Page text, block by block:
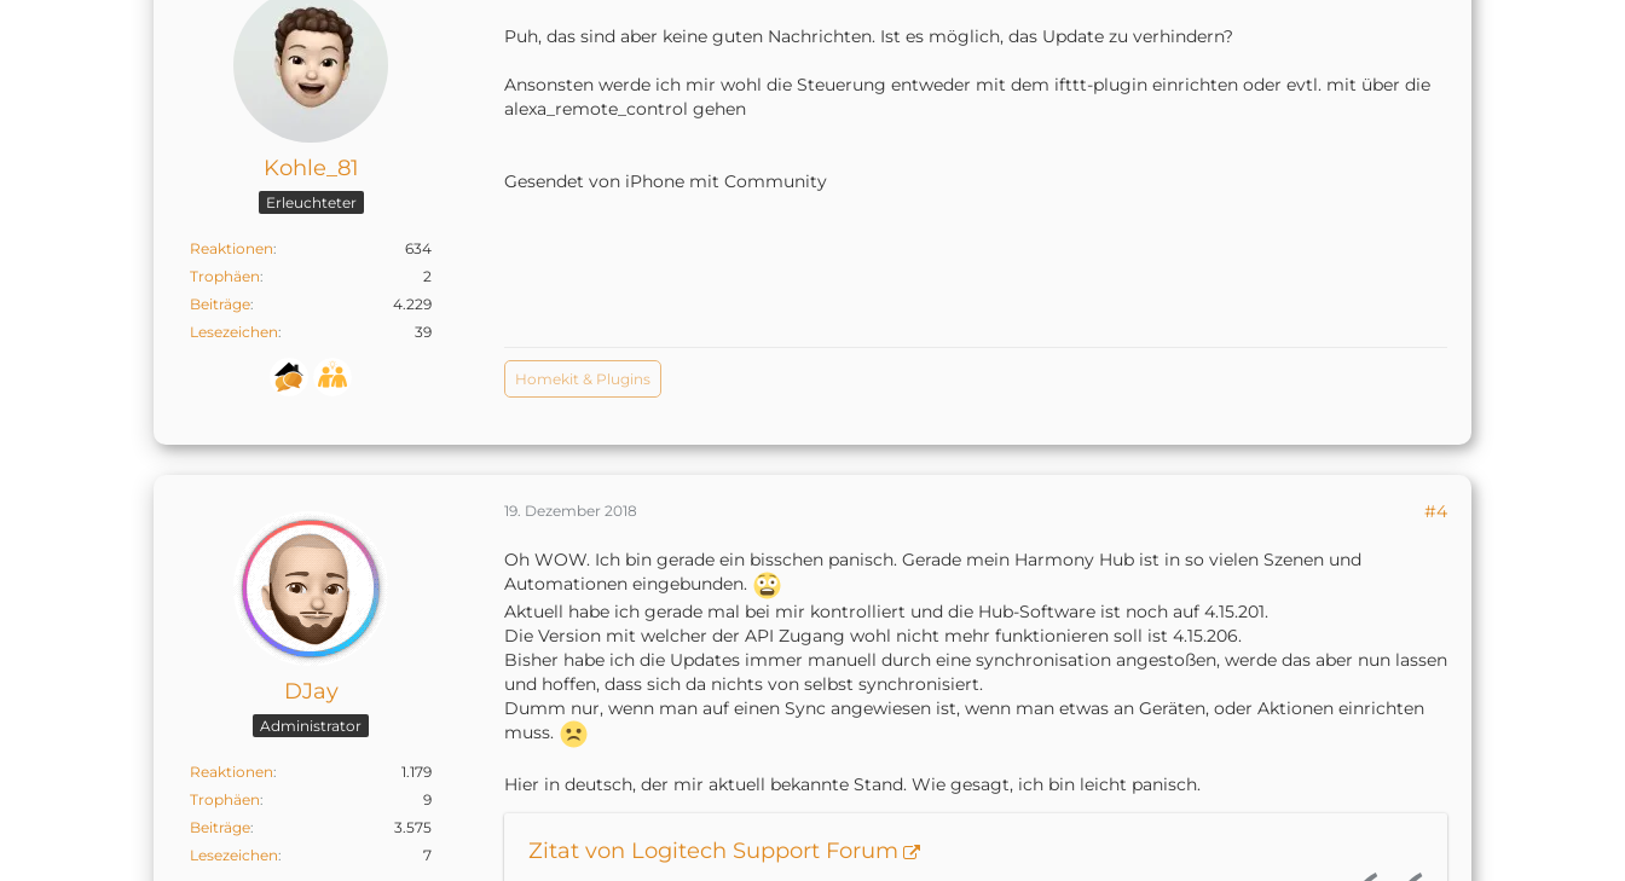
Kohle_81
Erleuchteter
Reaktionen
634
Trophäen
2
Beiträge
4.229
Lesezeichen
39
Puh, das sind aber keine guten Nachrichten. Ist es möglich, das Update zu verhindern?
Ansonsten werde ich mir wohl die Steuerung entweder mit dem ifttt-plugin einrichten oder evtl. mit über die
alexa_remote_control gehen
Gesendet von iPhone mit Community
Homekit & Plugins
DJay
Administrator
Reaktionen
1.179
Trophäen
9
Beiträge
3.575
Lesezeichen
7
19. Dezember 2018 #4
Oh WOW. Ich bin gerade ein bisschen panisch. Gerade mein Harmony Hub ist in so vielen Szenen und
Automationen eingebunden.
Aktuell habe ich gerade mal bei mir kontrolliert und die Hub-Software ist noch auf 4.15.201.
Die Version mit welcher der API Zugang wohl nicht mehr funktionieren soll ist 4.15.206.
Bisher habe ich die Updates immer manuell durch eine synchronisation angestoßen, werde das aber nun lassen
und hoffen, dass sich da nichts von selbst synchronisiert.
Dumm nur, wenn man auf einen Sync angewiesen ist, wenn man etwas an Geräten, oder Aktionen einrichten
muss.
Hier in deutsch, der mir aktuell bekannte Stand. Wie gesagt, ich bin leicht panisch.
Zitat von Logitech Support Forum